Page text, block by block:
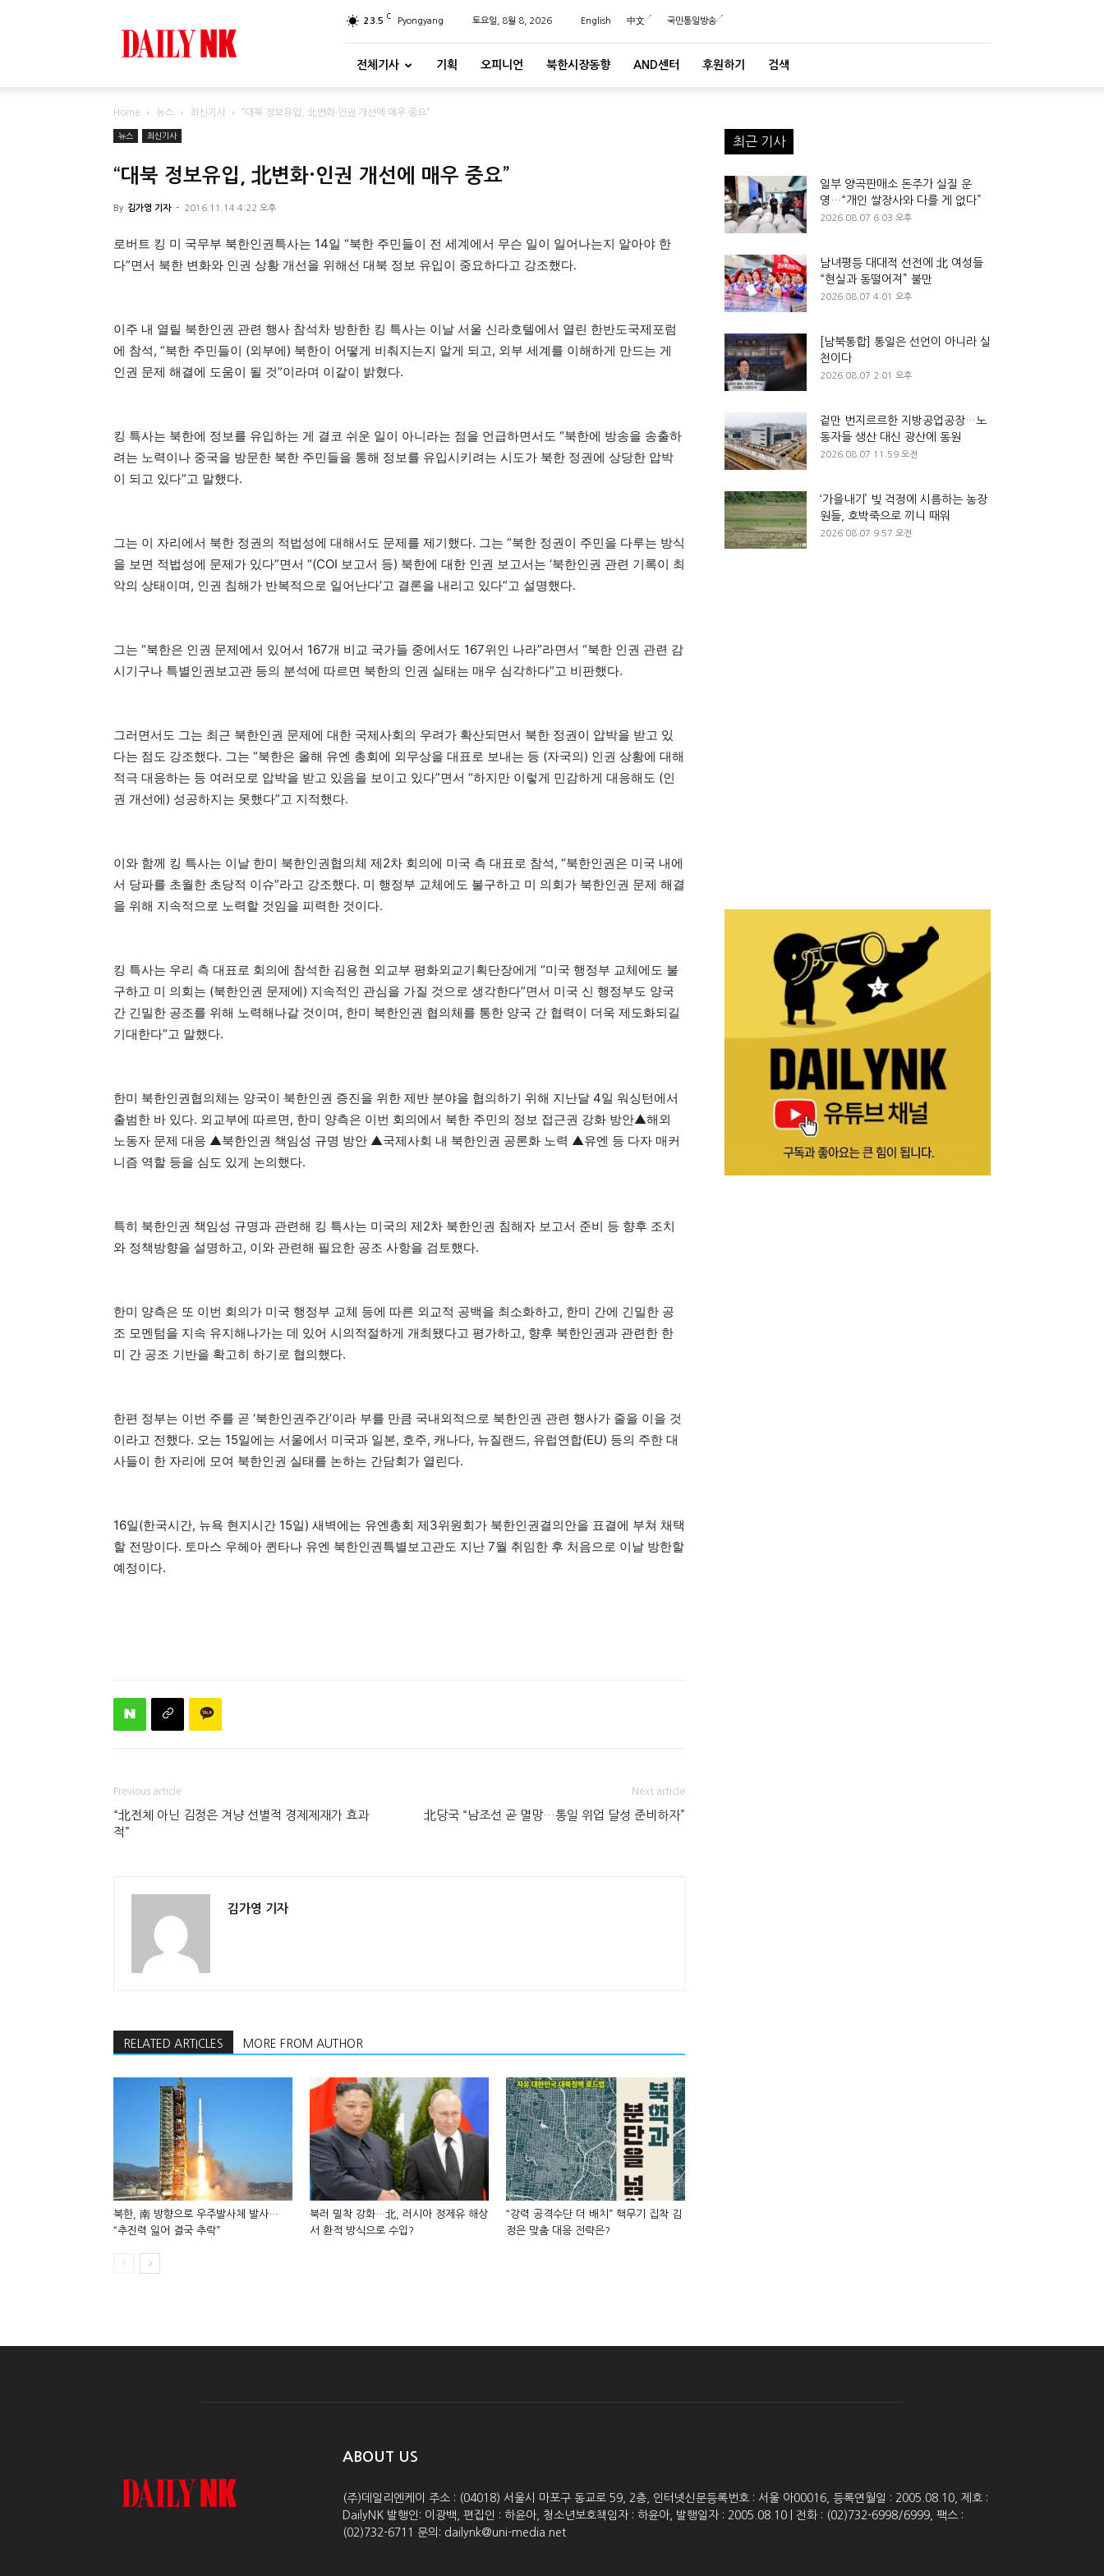
23.5 C Pyongyang 토요일, 8월 8, 2026 English 中文 국민통일방송
전체기사 기획 오피니언 북한시장동향 AND센터 후원하기 검색
Home 뉴스 최신기사 “대북 정보유입, 北변화·인권 개선에 매우 중요”
뉴스 최신기사
“대북 정보유입, 北변화·인권 개선에 매우 중요”
By 김가영 기자 - 2016.11.14 4:22 오후
로버트 킹 미 국무부 북한인권특사는 14일 “북한 주민들이 전 세계에서 무슨 일이 일어나는지 알아야 한
다”면서 북한 변화와 인권 상황 개선을 위해선 대북 정보 유입이 중요하다고 강조했다.
이주 내 열릴 북한인권 관련 행사 참석차 방한한 킹 특사는 이날 서울 신라호텔에서 열린 한반도국제포럼
에 참석, “북한 주민들이 (외부에) 북한이 어떻게 비춰지는지 알게 되고, 외부 세계를 이해하게 만드는 게
인권 문제 해결에 도움이 될 것”이라며 이같이 밝혔다.
킹 특사는 북한에 정보를 유입하는 게 결코 쉬운 일이 아니라는 점을 언급하면서도 “북한에 방송을 송출하
려는 노력이나 중국을 방문한 북한 주민들을 통해 정보를 유입시키려는 시도가 북한 정권에 상당한 압박
이 되고 있다”고 말했다.
그는 이 자리에서 북한 정권의 적법성에 대해서도 문제를 제기했다. 그는 “북한 정권이 주민을 다루는 방식
을 보면 적법성에 문제가 있다”면서 “(COI 보고서 등) 북한에 대한 인권 보고서는 ‘북한인권 관련 기록이 최
악의 상태이며, 인권 침해가 반복적으로 일어난다’고 결론을 내리고 있다”고 설명했다.
그는 “북한은 인권 문제에서 있어서 167개 비교 국가들 중에서도 167위인 나라”라면서 “북한 인권 관련 감
시기구나 특별인권보고관 등의 분석에 따르면 북한의 인권 실태는 매우 심각하다”고 비판했다.
그러면서도 그는 최근 북한인권 문제에 대한 국제사회의 우려가 확산되면서 북한 정권이 압박을 받고 있
다는 점도 강조했다. 그는 “북한은 올해 유엔 총회에 외무상을 대표로 보내는 등 (자국의) 인권 상황에 대해
적극 대응하는 등 여러모로 압박을 받고 있음을 보이고 있다”면서 “하지만 이렇게 민감하게 대응해도 (인
권 개선에) 성공하지는 못했다”고 지적했다.
이와 함께 킹 특사는 이날 한미 북한인권협의체 제2차 회의에 미국 측 대표로 참석, “북한인권은 미국 내에
서 당파를 초월한 초당적 이슈”라고 강조했다. 미 행정부 교체에도 불구하고 미 의회가 북한인권 문제 해결
을 위해 지속적으로 노력할 것임을 피력한 것이다.
킹 특사는 우리 측 대표로 회의에 참석한 김용현 외교부 평화외교기획단장에게 “미국 행정부 교체에도 불
구하고 미 의회는 (북한인권 문제에) 지속적인 관심을 가질 것으로 생각한다”면서 미국 신 행정부도 양국
간 긴밀한 공조를 위해 노력해나갈 것이며, 한미 북한인권 협의체를 통한 양국 간 협력이 더욱 제도화되길
기대한다”고 말했다.
한미 북한인권협의체는 양국이 북한인권 증진을 위한 제반 분야을 협의하기 위해 지난달 4일 워싱턴에서
출범한 바 있다. 외교부에 따르면, 한미 양측은 이번 회의에서 북한 주민의 정보 접근권 강화 방안▲해외
노동자 문제 대응 ▲북한인권 책임성 규명 방안 ▲국제사회 내 북한인권 공론화 노력 ▲유엔 등 다자 매커
니즘 역할 등을 심도 있게 논의했다.
특히 북한인권 책임성 규명과 관련해 킹 특사는 미국의 제2차 북한인권 침해자 보고서 준비 등 향후 조치
와 정책방향을 설명하고, 이와 관련해 필요한 공조 사항을 검토했다.
한미 양측은 또 이번 회의가 미국 행정부 교체 등에 따른 외교적 공백을 최소화하고, 한미 간에 긴밀한 공
조 모멘텀을 지속 유지해나가는 데 있어 시의적절하게 개최됐다고 평가하고, 향후 북한인권과 관련한 한
미 간 공조 기반을 확고히 하기로 협의했다.
한편 정부는 이번 주를 곧 ‘북한인권주간’이라 부를 만큼 국내외적으로 북한인권 관련 행사가 줄을 이을 것
이라고 전했다. 오는 15일에는 서울에서 미국과 일본, 호주, 캐나다, 뉴질랜드, 유럽연합(EU) 등의 주한 대
사들이 한 자리에 모여 북한인권 실태를 논하는 간담회가 열린다.
16일(한국시간, 뉴욕 현지시간 15일) 새벽에는 유엔총회 제3위원회가 북한인권결의안을 표결에 부쳐 채택
할 전망이다. 토마스 우헤아 퀸타나 유엔 북한인권특별보고관도 지난 7월 취임한 후 처음으로 이날 방한할
예정이다.
Previous article
“北전체 아닌 김정은 겨냥 선별적 경제제재가 효과
적”
Next article
北당국 “남조선 곧 멸망…통일 위업 달성 준비하자”
김가영 기자
RELATED ARTICLES MORE FROM AUTHOR
북한, 南 방향으로 우주발사체 발사…
“추진력 잃어 결국 추락”
북러 밀착 강화…北, 러시아 정제유 해상
서 환적 방식으로 수입?
“강력 공격수단 더 배치” 핵무기 집착 김
정은 맞춤 대응 전략은?
최근 기사
일부 양곡판매소 돈주가 실질 운
영…“개인 쌀장사와 다를 게 없다”
2026.08.07 6:03 오후
남녀평등 대대적 선전에 北 여성들
“현실과 동떨어져” 불만
2026.08.07 4:01 오후
[남북통합] 통일은 선언이 아니라 실
천이다
2026.08.07 2:01 오후
겉만 번지르르한 지방공업공장…노
동자들 생산 대신 광산에 동원
2026.08.07 11:59 오전
‘가을내기’ 빚 걱정에 시름하는 농장
원들, 호박죽으로 끼니 때워
2026.08.07 9:57 오전
ABOUT US
(주)데일리엔케이 주소 : (04018) 서울시 마포구 동교로 59, 2층, 인터넷신문등록번호 : 서울 아00016, 등록연월일 : 2005.08.10, 제호 :
DailyNK 발행인: 이광백, 편집인 : 하윤아, 청소년보호책임자 : 하윤아, 발행일자 : 2005.08.10 | 전화 : (02)732-6998/6999, 팩스 :
(02)732-6711 문의: dailynk@uni-media.net